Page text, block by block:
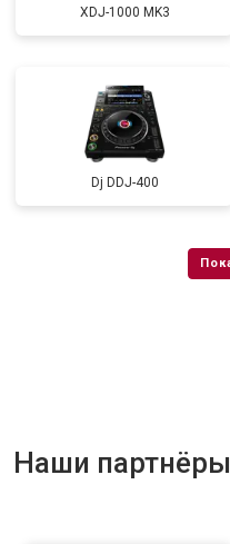
XDJ-1000 MK3
Dj DDJ-400
Наши партнёры